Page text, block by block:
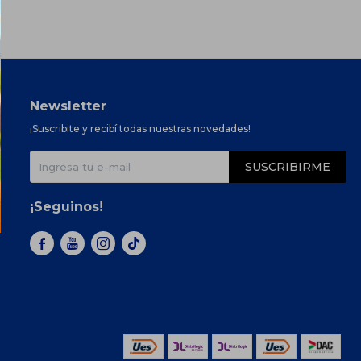
Newsletter
¡Suscribite y recibí todas nuestras novedades!
SUSCRIBIRME
¡Seguinos!
  